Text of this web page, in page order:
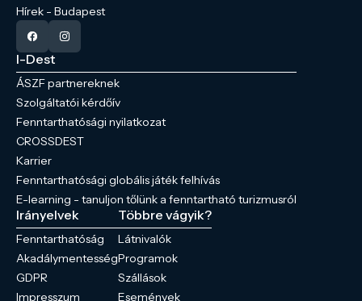
Hírek - Budapest
I-Dest
ÁSZF partnereknek
Szolgáltatói kérdőív
Fenntarthatósági nyilatkozat
CROSSDEST
Karrier
Fenntarthatósági globális játék felhívás
E-learning - tanuljon tőlünk a fenntartható turizmusról
Irányelvek
Fenntarthatóság
Akadálymentesség
GDPR
Impresszum
Többre vágyik?
Látnivalók
Programok
Szállások
Események